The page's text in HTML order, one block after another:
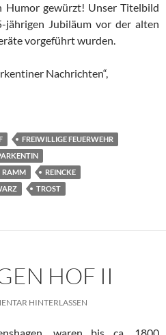
Humor gewürzt! Unser Titelbild
Jubiläum vor der alten
vorgeführt wurden.
Nachrichten“,
FREIWILLIGE FEUERWEHR
RAMM
REINCKE
TROST
HOF II
HINTERLASSEN